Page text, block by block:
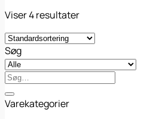
Viser 4 resultater
Søg
Søg
efter:
Varekategorier